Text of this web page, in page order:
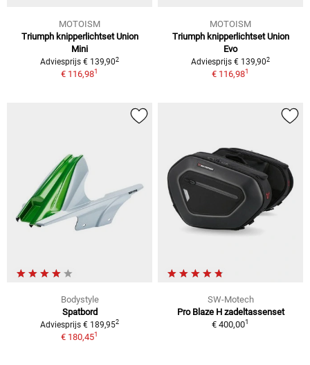
MOTOISM
Triumph knipperlichtset Union
Mini
Adviesprijs € 139,902
€ 116,981
MOTOISM
Triumph knipperlichtset Union
Evo
Adviesprijs € 139,902
€ 116,981
Bodystyle
Spatbord
Adviesprijs € 189,952
€ 180,451
SW-Motech
Pro Blaze H zadeltassenset
€ 400,001